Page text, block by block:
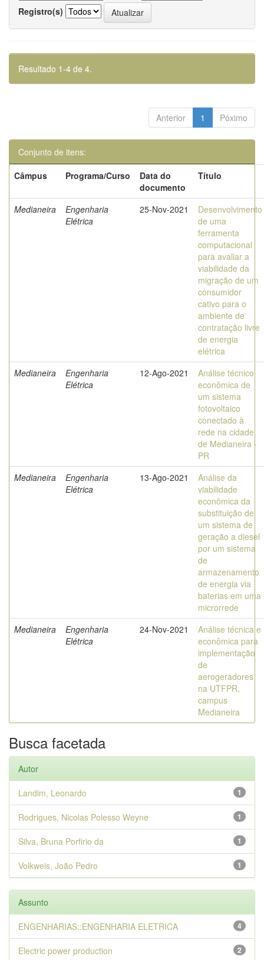
Registro(s)
Resultado 1-4 de 4.
Anterior 1 Póximo
Conjunto de itens:
Câmpus
Programa/Curso
Data do
documento
Título
Medianeira
Engenharia
Elétrica
25-Nov-2021
Desenvolvimento
de uma
ferramenta
computacional
para avaliar a
viabilidade da
migração de um
consumidor
cativo para o
ambiente de
contratação livre
de energia
elétrica
Medianeira
Engenharia
Elétrica
12-Ago-2021
Análise técnico
econômica de
um sistema
fotovoltaico
conectado à
rede na cidade
de Medianeira -
PR
Medianeira
Engenharia
Elétrica
13-Ago-2021
Análise da
viabilidade
econômica da
substituição de
um sistema de
geração a diesel
por um sistema
de
armazenamento
de energia via
baterias em uma
microrrede
Medianeira
Engenharia
Elétrica
24-Nov-2021
Análise técnica e
econômica para
implementação
de
aerogeradores
na UTFPR,
campus
Medianeira
Busca facetada
Autor
1
Landim, Leonardo
1
Rodrigues, Nicolas Polesso Weyne
1
Silva, Bruna Porfirio da
1
Volkweis, João Pedro
Assunto
4
ENGENHARIAS::ENGENHARIA ELETRICA
2
Electric power production